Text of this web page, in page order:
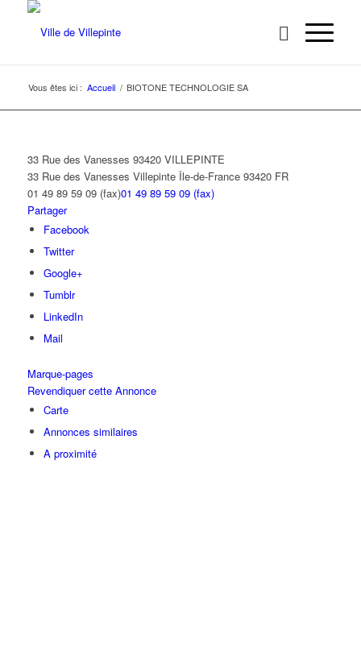
Vous êtes ici : Accueil / BIOTONE TECHNOLOGIE SA
33 Rue des Vanesses 93420 VILLEPINTE
33 Rue des Vanesses Villepinte Île-de-France 93420 FR
01 49 89 59 09 (fax)01 49 89 59 09 (fax)
Partager
Facebook
Twitter
Google+
Tumblr
LinkedIn
Mail
Marque-pages
Revendiquer cette Annonce
Carte
Annonces similaires
A proximité